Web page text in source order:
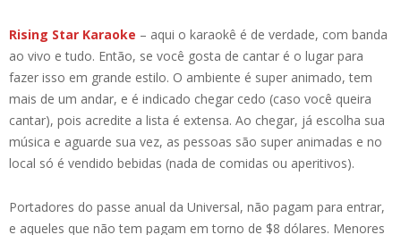
Rising Star Karaoke – aqui o karaokê é de verdade, com banda
ao vivo e tudo. Então, se você gosta de cantar é o lugar para
fazer isso em grande estilo. O ambiente é super animado, tem
mais de um andar, e é indicado chegar cedo (caso você queira
cantar), pois acredite a lista é extensa. Ao chegar, já escolha sua
música e aguarde sua vez, as pessoas são super animadas e no
local só é vendido bebidas (nada de comidas ou aperitivos).
Portadores do passe anual da Universal, não pagam para entrar,
e aqueles que não tem pagam em torno de $8 dólares. Menores